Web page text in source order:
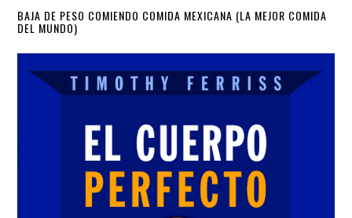
Primary
Sidebar
BAJA DE PESO COMIENDO COMIDA MEXICANA (LA MEJOR COMIDA
DEL MUNDO)